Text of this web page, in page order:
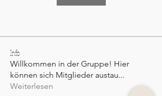
Info
Willkommen in der Gruppe! Hier
können sich Mitglieder austau...
Weiterlesen